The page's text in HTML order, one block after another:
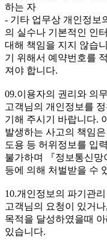
하는 자
- 기타 업무상 개인정보
의 실수나 기본적인 인
대해 책임을 지지 않습
기 위해서 예약번호를
져야 합니다.
09.이용자의 권리와 의무
고객님의 개인정보를
기해 주시기 바랍니다.
발생하는 사고의 책임
도용 등 허위정보를 입
불가하며 『정보통신망
등에 의해 처벌받을 수
10.개인정보의 파기관리
고객님의 요청이 있거
목적을 달성하였을때
있습니다.